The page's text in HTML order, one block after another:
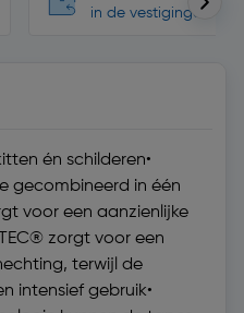
in de vestigingen
én schilderen•
gecombineerd in één
voor een aanzienlijke
zorgt voor een
terwijl de
intensief gebruik•